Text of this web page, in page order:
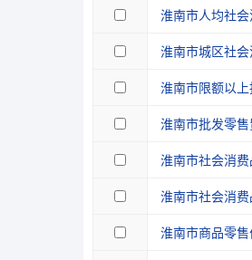
淮南市人均社
淮南市城区社
淮南市限额以
淮南市批发零
淮南市社会消
淮南市社会消
淮南市商品零